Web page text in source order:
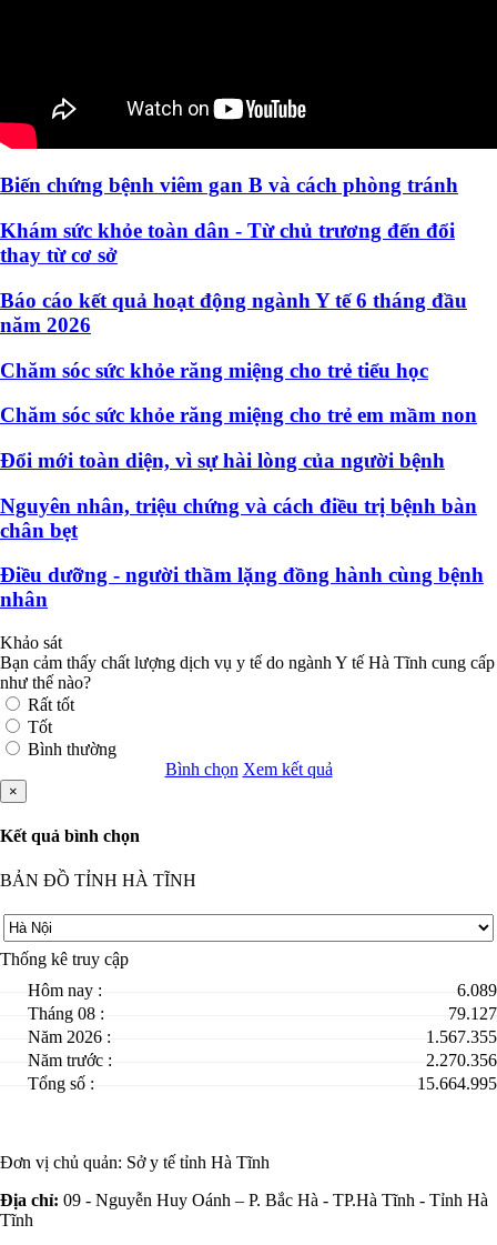
Biến chứng bệnh viêm gan B và cách phòng tránh
Khám sức khỏe toàn dân - Từ chủ trương đến đổi
thay từ cơ sở
Báo cáo kết quả hoạt động ngành Y tế 6 tháng đầu
năm 2026
Chăm sóc sức khỏe răng miệng cho trẻ tiểu học
Chăm sóc sức khỏe răng miệng cho trẻ em mầm non
Đổi mới toàn diện, vì sự hài lòng của người bệnh
Nguyên nhân, triệu chứng và cách điều trị bệnh bàn
chân bẹt
Điều dưỡng - người thầm lặng đồng hành cùng bệnh
nhân
Khảo sát
Bạn cảm thấy chất lượng dịch vụ y tế do ngành Y tế Hà Tĩnh cung cấp
như thế nào?
Rất tốt
Tốt
Bình thường
Bình chọn Xem kết quả
×
Kết quả bình chọn
BẢN ĐỒ TỈNH HÀ TĨNH
Thống kê truy cập
Hôm nay :
6.089
Tháng 08 :
79.127
Năm 2026 :
1.567.355
Năm trước :
2.270.356
Tổng số :
15.664.995
Đơn vị chủ quản: Sở y tế tỉnh Hà Tĩnh
Địa chỉ: 09 - Nguyễn Huy Oánh – P. Bắc Hà - TP.Hà Tĩnh - Tỉnh Hà
Tĩnh